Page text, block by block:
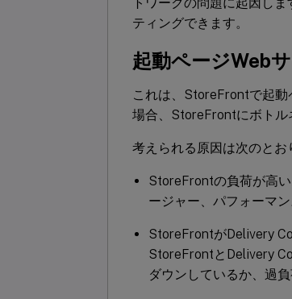
ティングできます。
起動ページWeb
これは、StoreFrontで起動
場合、StoreFrontにボトル
考えられる原因は次のとお
StoreFrontの負荷が高
ージャー、パフォーマ
StoreFrontがDelivery
StoreFrontとDelivery
ダウンしているか、過